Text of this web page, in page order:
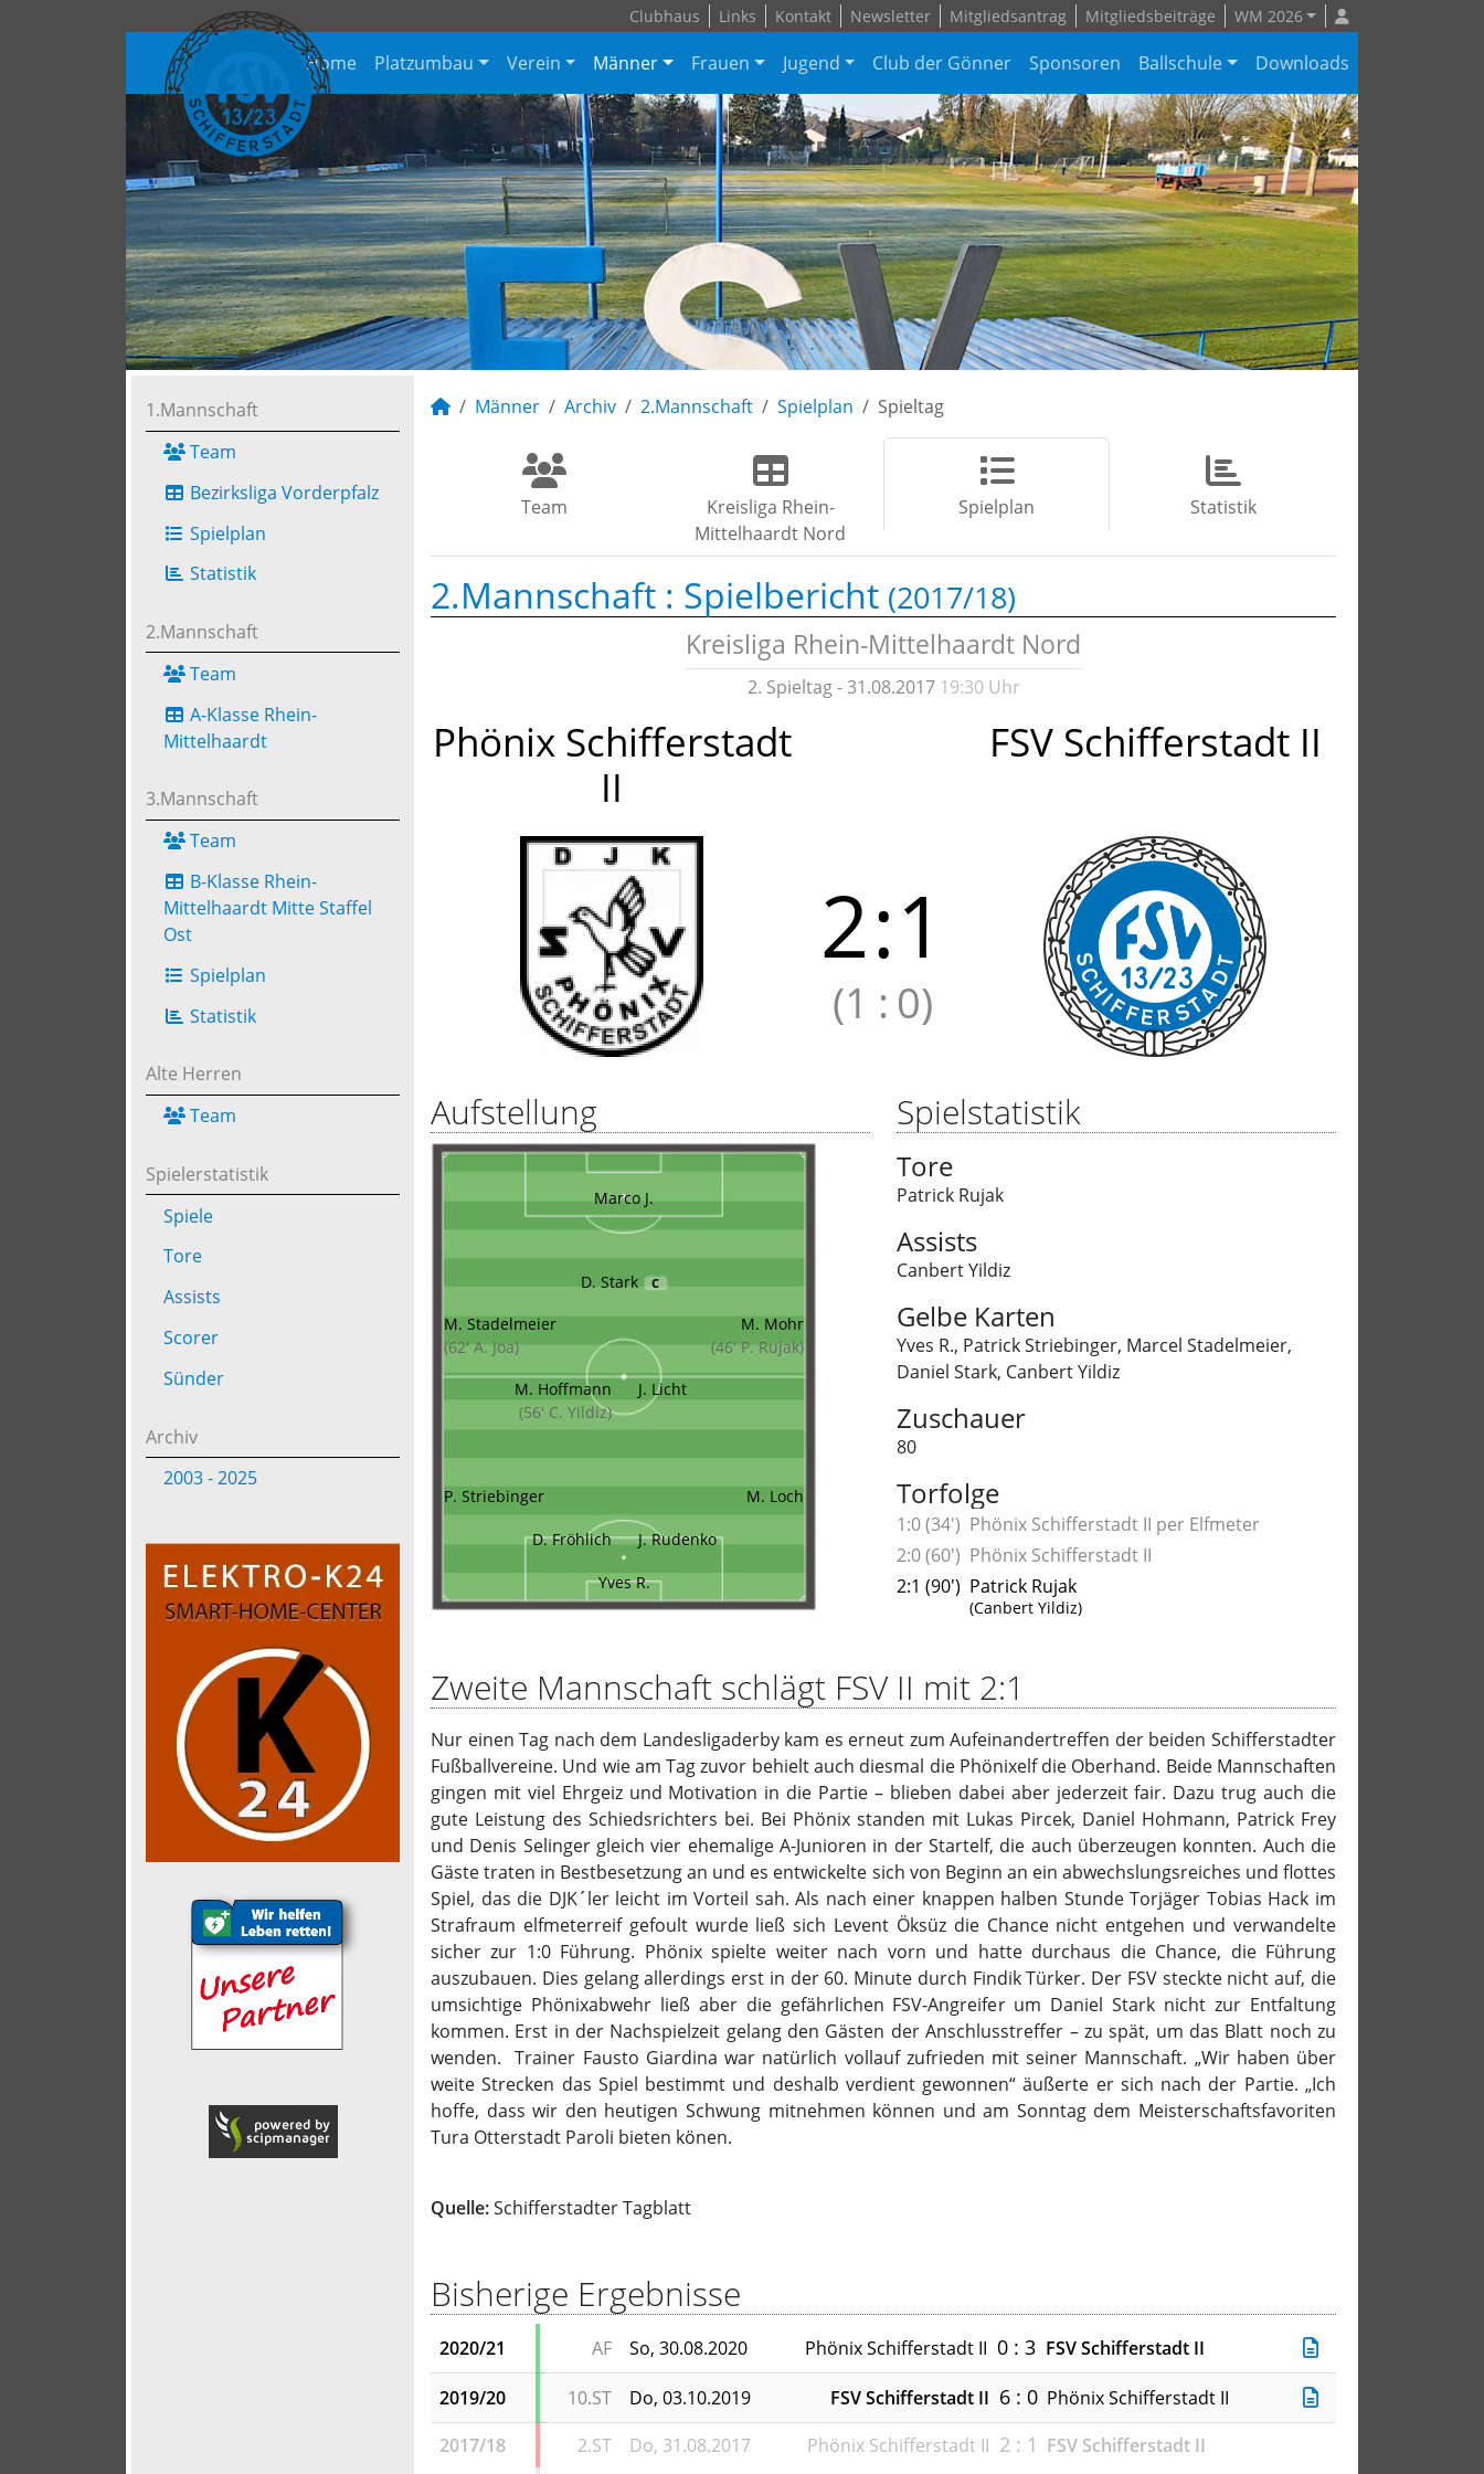
Clubhaus Links Kontakt Newsletter Mitgliedsantrag Mitgliedsbeiträge WM 2026
Home Platzumbau Verein Männer Frauen Jugend Club der Gönner Sponsoren Ballschule Downloads
1.Mannschaft
Team
Bezirksliga Vorderpfalz
Spielplan
Statistik
2.Mannschaft
Team
A-Klasse Rhein-
Mittelhaardt
3.Mannschaft
Team
B-Klasse Rhein-
Mittelhaardt Mitte Staffel
Ost
Spielplan
Statistik
Alte Herren
Team
Spielerstatistik
Spiele
Tore
Assists
Scorer
Sünder
Archiv
2003 - 2025
Männer Archiv 2.Mannschaft Spielplan Spieltag
Team
Kreisliga Rhein-
Mittelhaardt Nord
Spielplan Statistik
2.Mannschaft : Spielbericht (2017/18)
Kreisliga Rhein-Mittelhaardt Nord
2. Spieltag - 31.08.2017 19:30 Uhr
Phönix Schifferstadt
II
FSV Schifferstadt II
2:1
(1 : 0)
Aufstellung
Marco J.
D. Stark C
M. Stadelmeier
(62' A. Joa)
M. Mohr
(46' P. Rujak)
M. Hoffmann
(56' C. Yildiz)
J. Licht
P. Striebinger M. Loch
D. Fröhlich J. Rudenko
Yves R.
Spielstatistik
Tore
Patrick Rujak
Assists
Canbert Yildiz
Gelbe Karten
Yves R., Patrick Striebinger, Marcel Stadelmeier,
Daniel Stark, Canbert Yildiz
Zuschauer
80
Torfolge
1:0 (34') Phönix Schifferstadt II per Elfmeter
2:0 (60') Phönix Schifferstadt II
2:1 (90') Patrick Rujak
(Canbert Yildiz)
Zweite Mannschaft schlägt FSV II mit 2:1
Nur einen Tag nach dem Landesligaderby kam es erneut zum Aufeinandertreffen der beiden Schifferstadter
Fußballvereine. Und wie am Tag zuvor behielt auch diesmal die Phönixelf die Oberhand. Beide Mannschaften
gingen mit viel Ehrgeiz und Motivation in die Partie – blieben dabei aber jederzeit fair. Dazu trug auch die
gute Leistung des Schiedsrichters bei. Bei Phönix standen mit Lukas Pircek, Daniel Hohmann, Patrick Frey
und Denis Selinger gleich vier ehemalige A-Junioren in der Startelf, die auch überzeugen konnten. Auch die
Gäste traten in Bestbesetzung an und es entwickelte sich von Beginn an ein abwechslungsreiches und flottes
Spiel, das die DJK´ler leicht im Vorteil sah. Als nach einer knappen halben Stunde Torjäger Tobias Hack im
Strafraum elfmeterreif gefoult wurde ließ sich Levent Öksüz die Chance nicht entgehen und verwandelte
sicher zur 1:0 Führung. Phönix spielte weiter nach vorn und hatte durchaus die Chance, die Führung
auszubauen. Dies gelang allerdings erst in der 60. Minute durch Findik Türker. Der FSV steckte nicht auf, die
umsichtige Phönixabwehr ließ aber die gefährlichen FSV-Angreifer um Daniel Stark nicht zur Entfaltung
kommen. Erst in der Nachspielzeit gelang den Gästen der Anschlusstreffer – zu spät, um das Blatt noch zu
wenden. Trainer Fausto Giardina war natürlich vollauf zufrieden mit seiner Mannschaft. „Wir haben über
weite Strecken das Spiel bestimmt und deshalb verdient gewonnen“ äußerte er sich nach der Partie. „Ich
hoffe, dass wir den heutigen Schwung mitnehmen können und am Sonntag dem Meisterschaftsfavoriten
Tura Otterstadt Paroli bieten könen.
Quelle:Schifferstadter Tagblatt
Bisherige Ergebnisse
2020/21 AF So, 30.08.2020 Phönix Schifferstadt II 0 : 3 FSV Schifferstadt II
2019/20 10.ST Do, 03.10.2019 FSV Schifferstadt II 6 : 0 Phönix Schifferstadt II
2017/18
2.ST Do, 31.08.2017 Phönix Schifferstadt II 2 : 1 FSV Schifferstadt II